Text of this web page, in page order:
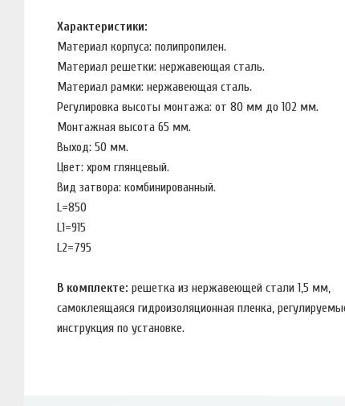
Характеристики:
Материал корпуса: полипропилен.
Материал решетки: нержавеющая сталь.
Материал рамки: нержавеющая сталь.
Регулировка высоты монтажа: от 80 мм до 102 мм.
Монтажная высота 65 мм.
Выход: 50 мм.
Цвет: хром глянцевый.
Вид затвора: комбинированный.
L=850
L1=915
L2=795
В комплекте: решетка из нержавеющей стали 1,5 мм,
самоклеящаяся гидроизоляционная пленка,
инструкция по установке.